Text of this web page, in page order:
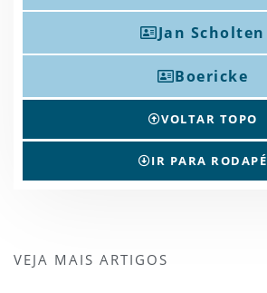
Jan Scholten
Boericke
VOLTAR TOPO
IR PARA RODAPÉ
VEJA MAIS ARTIGOS